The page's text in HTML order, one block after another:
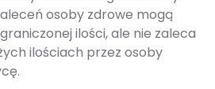
osoby zdrowe mogą
ilości, ale nie zaleca
ilościach przez osoby